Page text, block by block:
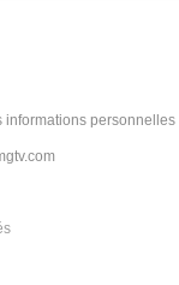
informations personnelles